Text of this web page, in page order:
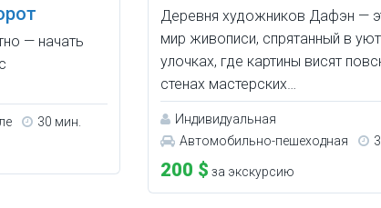
— начать
30 мин.
Деревня художников Дафэн —
мир живописи, спрятанный в
улочках, где картины висят
стенах мастерских…
Индивидуальная
Автомобильно-пешеходная
200 $ за экскурсию